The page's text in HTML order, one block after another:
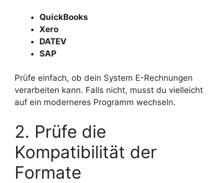
QuickBooks
Xero
DATEV
SAP
Prüfe einfach, ob dein System E-Rechnungen
verarbeiten kann. Falls nicht, musst du vielleicht
auf ein moderneres Programm wechseln.
2. Prüfe die
Kompatibilität der
Formate